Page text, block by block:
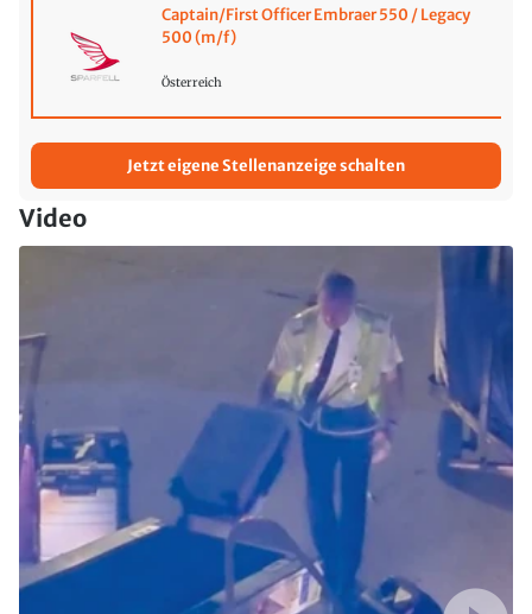
Captain/First Officer Embraer 550 / Legacy
500 (m/f)
Österreich
Jetzt eigene Stellenanzeige schalten
Video